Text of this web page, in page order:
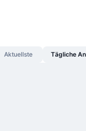
Aktuellste Tägliche